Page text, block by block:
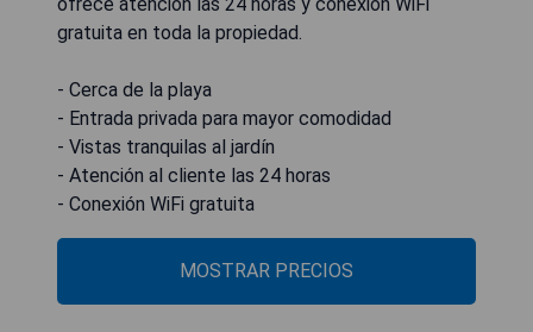
gratuita en toda la propiedad.
- Cerca de la playa
- Entrada privada para mayor comodidad
- Vistas tranquilas al jardín
- Atención al cliente las 24 horas
- Conexión WiFi gratuita
MOSTRAR PRECIOS